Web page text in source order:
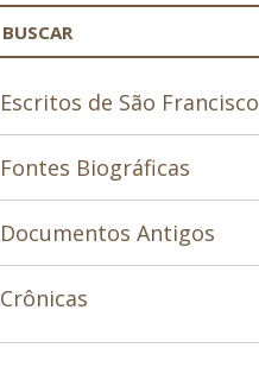
Escritos de São Francisco
Fontes Biográficas
Documentos Antigos
Crônicas